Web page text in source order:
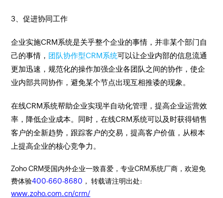
3、促进协同工作
企业实施CRM系统是关乎整个企业的事情，并非某个部门自
己的事情， 团队协作型CRM系统可以让企业内部的信息流通
更加迅速，规范化的操作加强企业各团队之间的协作，使企
业内部共同协作，避免某个节点出现互相推诿的现象。
在线CRM系统帮助企业实现半自动化管理，提高企业运营效
率，降低企业成本。同时，在线CRM系统可以及时获得销售
客户的全新趋势，跟踪客户的交易，提高客户价值，从根本
上提高企业的核心竞争力。
Zoho CRM受国内外企业一致喜爱，专业CRM系统厂商，欢迎免
费体验400-660-8680 ， 转载请注明出处:
www.zoho.com.cn/crm/